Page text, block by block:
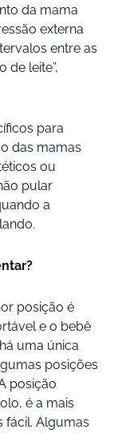
da mama
externa
entre as
de leite”,
para
das mamas
ou
pular
a
posição é
e o bebê
uma única
posições
posição
é a mais
fácil. Algumas